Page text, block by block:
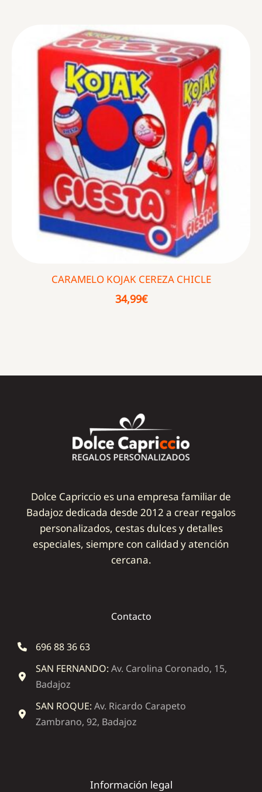
CARAMELO KOJAK CEREZA CHICLE
34,99€
Dolce Capriccio es una empresa familiar de
Badajoz dedicada desde 2012 a crear regalos
personalizados, cestas dulces y detalles
especiales, siempre con calidad y atención
cercana.
Contacto
696 88 36 63
SAN FERNANDO: Av. Carolina Coronado, 15,
Badajoz
SAN ROQUE: Av. Ricardo Carapeto
Zambrano, 92, Badajoz
Información legal